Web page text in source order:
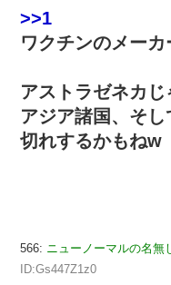
>>1
ワクチンのメーカ
アストラゼネカ
アジア諸国、そ
切れするかもねw
566: ニューノーマルの名無
ID:Gs447Z1z0